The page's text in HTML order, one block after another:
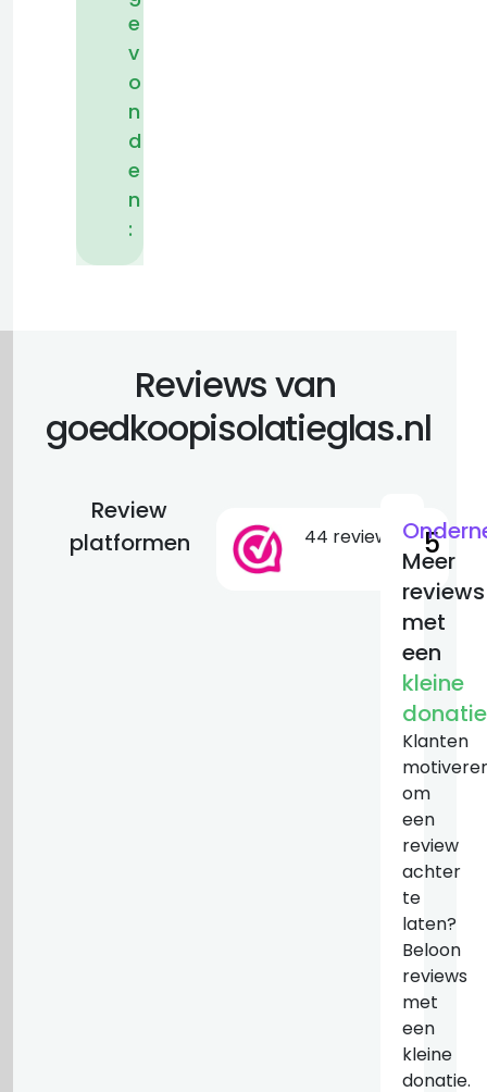
e
v
o
n
d
e
n
:
Reviews van
goedkoopisolatieglas.nl
Review
platformen
44 reviews 9.5
Meer
reviews
met
een
kleine
donatie
Klanten
om
een
review
achter
te
laten?
Beloon
reviews
met
een
kleine
donatie.